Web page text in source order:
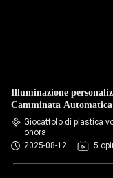
Illuminazione
Camminata
Decomprimere
Giocattolo di plastica
onora
2025-08-12
5